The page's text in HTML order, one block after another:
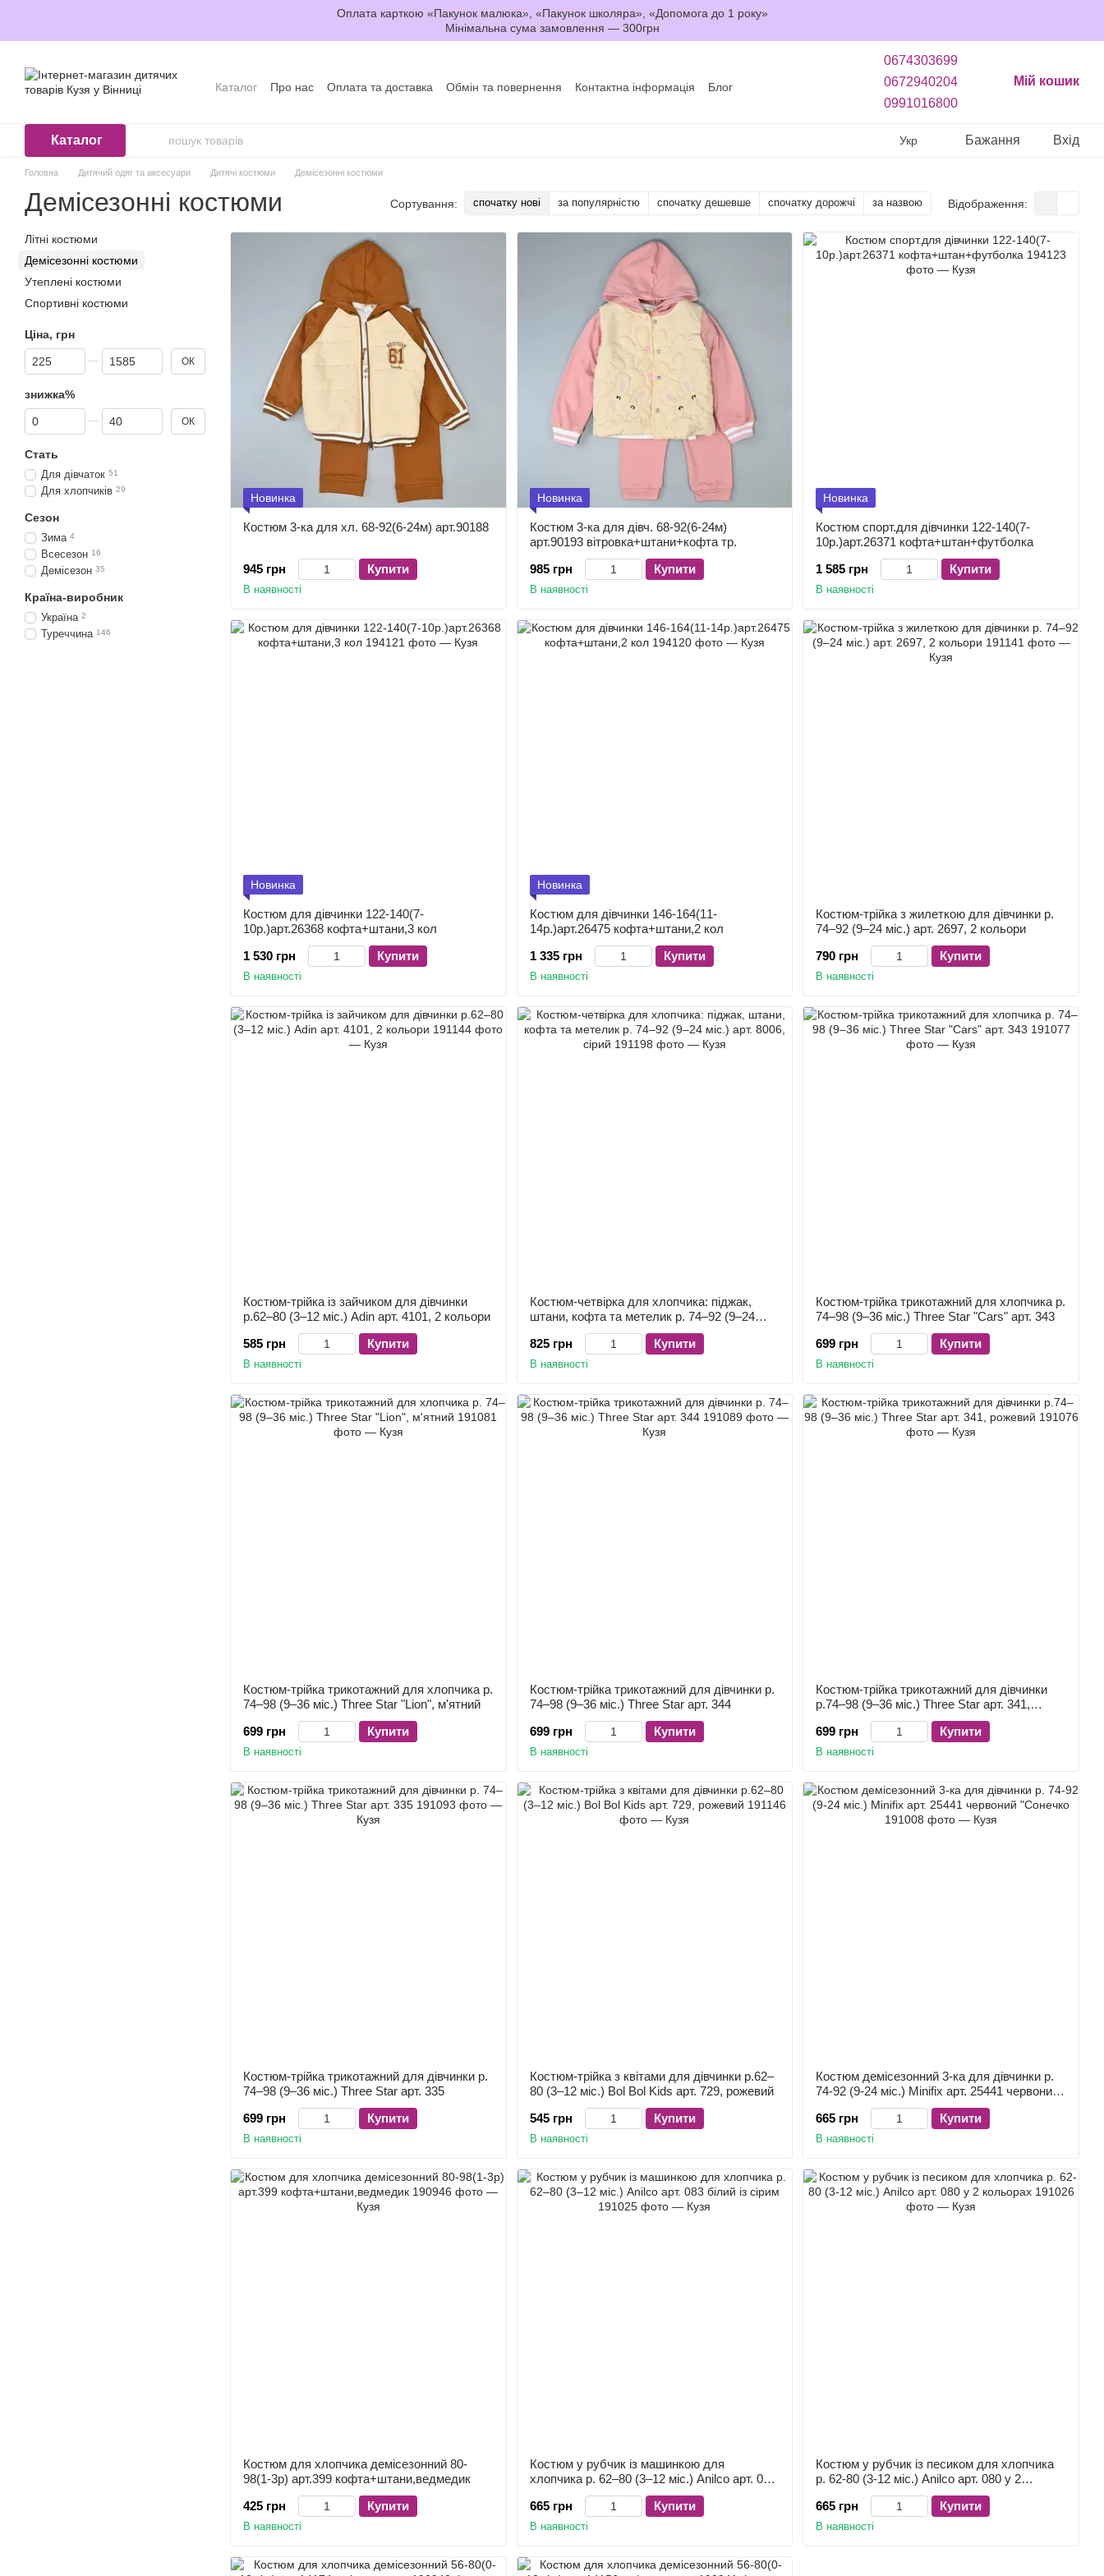
Оплата карткою «Пакунок малюка», «Пакунок школяра», «Допомога до 1 року»
Мінімальна сума замовлення — 300грн
Каталог Про нас Оплата та доставка Обмін та повернення Контактна інформація
Блог
0674303699
0672940204
0991016800
Мій кошик
Каталог Укр Бажання Вхід
Головна Дитячий одяг та аксесуари Дитячі костюми Демісезонні костюми
Демісезонні костюми Сортування: спочатку нові за популярністю спочатку дешевше спочатку дорожчі за назвою Відображення:
Новинка
Костюм 3-ка для хл. 68-92(6-24м) арт.90188
945 грн Купити
В наявності
Новинка
Костюм 3-ка для дівч. 68-92(6-24м)
арт.90193 вітровка+штани+кофта тр.
985 грн
Купити
В наявності
Новинка
Костюм спорт.для дівчинки 122-140(7-
10р.)арт.26371 кофта+штан+футболка
1 585 грн
Купити
В наявності
Новинка
Костюм для дівчинки 122-140(7-
10р.)арт.26368 кофта+штани,3 кол
1 530 грн
Купити
В наявності
Новинка
Костюм для дівчинки 146-164(11-
14р.)арт.26475 кофта+штани,2 кол
1 335 грн
Купити
В наявності
Костюм-трійка з жилеткою для дівчинки р.
74–92 (9–24 міс.) арт. 2697, 2 кольори
790 грн
Купити
В наявності
Костюм-трійка із зайчиком для дівчинки
р.62–80 (3–12 міс.) Adin арт. 4101, 2 кольори
585 грн
Купити
В наявності
Костюм-четвірка для хлопчика: піджак,
штани, кофта та метелик р. 74–92 (9–24
міс.) арт. 8006, сірий
825 грн
Купити
В наявності
Костюм-трійка трикотажний для хлопчика р.
74–98 (9–36 міс.) Three Star "Cars" арт. 343
699 грн
Купити
В наявності
Костюм-трійка трикотажний для хлопчика р.
74–98 (9–36 міс.) Three Star "Lion", м'ятний
699 грн
Купити
В наявності
Костюм-трійка трикотажний для дівчинки р.
74–98 (9–36 міс.) Three Star арт. 344
699 грн
Купити
В наявності
Костюм-трійка трикотажний для дівчинки
р.74–98 (9–36 міс.) Three Star арт. 341,
699 грн
Купити
В наявності
Костюм-трійка трикотажний для дівчинки р.
74–98 (9–36 міс.) Three Star арт. 335
699 грн
Купити
В наявності
Костюм-трійка з квітами для дівчинки р.62–
80 (3–12 міс.) Bol Bol Kids арт. 729, рожевий
545 грн
Купити
В наявності
Костюм демісезонний 3-ка для дівчинки р.
74-92 (9-24 міс.) Minifix арт. 25441 червоний
665 грн
Купити
В наявності
Костюм для хлопчика демісезонний 80-
98(1-3р) арт.399 кофта+штани,ведмедик
425 грн
Купити
В наявності
Костюм у рубчик із машинкою для
хлопчика р. 62–80 (3–12 міс.) Anilco арт. 083
білий із сірим
665 грн
Купити
В наявності
Костюм у рубчик із песиком для хлопчика
р. 62-80 (3-12 міс.) Anilco арт. 080 у 2
665 грн
Купити
В наявності
Літні костюми
Демісезонні костюми
Утеплені костюми
Спортивні костюми
Ціна, грн
Від Ціна, грн
До Ціна, грн ОК
знижка%
Від знижка%
До знижка% ОК
Стать
Для дівчаток 51
Для хлопчиків 29
Сезон
Зима 4
Всесезон 16
Демісезон 35
Країна-виробник
Україна 2
Туреччина 146